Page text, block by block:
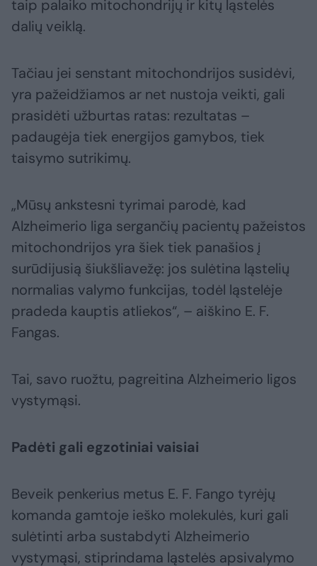
taip palaiko mitochondrijų ir kitų ląstelės
dalių veiklą.
Tačiau jei senstant mitochondrijos susidėvi,
yra pažeidžiamos ar net nustoja veikti, gali
prasidėti užburtas ratas: rezultatas –
padaugėja tiek energijos gamybos, tiek
taisymo sutrikimų.
„Mūsų ankstesni tyrimai parodė, kad
Alzheimerio liga sergančių pacientų pažeistos
mitochondrijos yra šiek tiek panašios į
surūdijusią šiukšliavežę: jos sulėtina ląstelių
normalias valymo funkcijas, todėl ląstelėje
pradeda kauptis atliekos“, – aiškino E. F.
Fangas.
Tai, savo ruožtu, pagreitina Alzheimerio ligos
vystymąsi.
Padėti gali egzotiniai vaisiai
Beveik penkerius metus E. F. Fango tyrėjų
komanda gamtoje ieško molekulės, kuri gali
sulėtinti arba sustabdyti Alzheimerio
vystymąsi, stiprindama ląstelės apsivalymo